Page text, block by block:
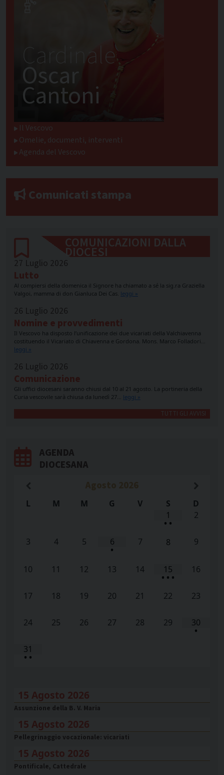
Cardinale
Oscar
Cantoni
Il Vescovo
Omelie, documenti, interventi
Agenda del Vescovo
Comunicati stampa
COMUNICAZIONI DALLA
DIOCESI
27 Luglio 2026
Lutto
Al compiersi della domenica il Signore ha chiamato a sé la sig.ra Graziella
Valgoi, mamma di don Gianluca Dei Cas. leggi »
26 Luglio 2026
Nomine e provvedimenti
Il Vescovo ha disposto l’unificazione dei due vicariati della Valchiavenna
costituendo il Vicariato di Chiavenna e Gordona. Mons. Marco Folladori…
leggi »
26 Luglio 2026
Comunicazione
Gli uffici diocesani saranno chiusi dal 10 al 21 agosto. La portineria della
Curia vescovile sarà chiusa da lunedì 27… leggi »
TUTTI GLI AVVISI
AGENDA
DIOCESANA
L M M G V S
D
1
• •
2
3 4 5 6
•
7 8 9
10 11 12 13 14 15
• • •
16
17 18 19 20 21 22 23
24 25 26 27 28 29 30
•
31
• •
15 Agosto 2026
Assunzione della B. V. Maria
15 Agosto 2026
Pellegrinaggio vocazionale: vicariati
15 Agosto 2026
Pontificale, Cattedrale